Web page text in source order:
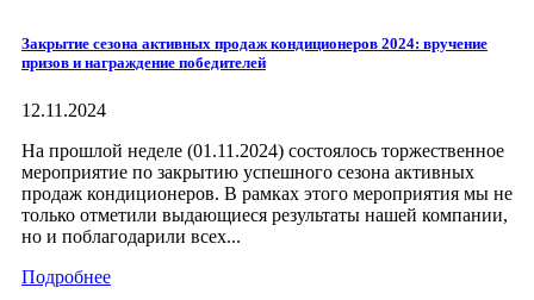
Закрытие сезона активных продаж кондиционеров 2024: вручение
призов и награждение победителей
12.11.2024
На прошлой неделе (01.11.2024) состоялось торжественное
мероприятие по закрытию успешного сезона активных
продаж кондиционеров. В рамках этого мероприятия мы не
только отметили выдающиеся результаты нашей компании,
но и поблагодарили всех...
Подробнее